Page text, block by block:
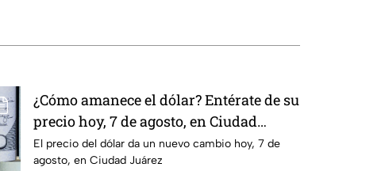
¿Cómo amanece el dólar? Entérate de su
precio hoy, 7 de agosto, en Ciudad
Juárez
El precio del dólar da un nuevo cambio hoy, 7 de
agosto, en Ciudad Juárez